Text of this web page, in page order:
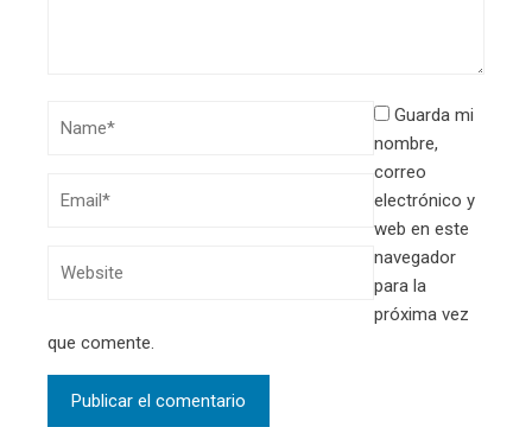
Guarda mi
nombre,
correo
electrónico y
web en este
navegador
para la
próxima vez
que comente.